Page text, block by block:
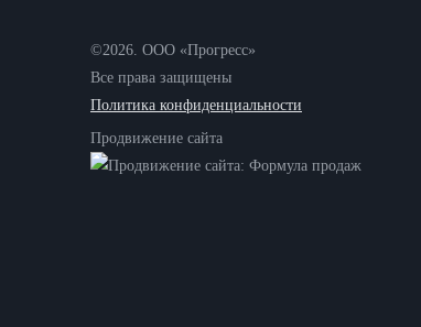
©2026. ООО «Прогресс»
Все права защищены
Политика конфиденциальности
Продвижение сайта